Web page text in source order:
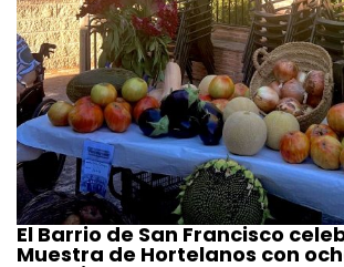
El Barrio de San Francisco
Muestra de Hortelanos con